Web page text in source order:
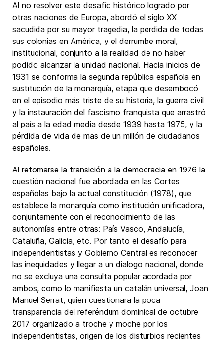
Al no resolver este desafío histórico logrado por
otras naciones de Europa, abordó el siglo XX
sacudida por su mayor tragedia, la pérdida de todas
sus colonias en América, y el derrumbe moral,
institucional, conjunto a la realidad de no haber
podido alcanzar la unidad nacional. Hacia inicios de
1931 se conforma la segunda república española en
sustitución de la monarquía, etapa que desembocó
en el episodio más triste de su historia, la guerra civil
y la instauración del fascismo franquista que arrastró
al país a la edad media desde 1939 hasta 1975, y la
pérdida de vida de mas de un millón de ciudadanos
españoles.
Al retomarse la transición a la democracia en 1976 la
cuestión nacional fue abordada en las Cortes
españolas bajo la actual constitución (1978), que
establece la monarquía como institución unificadora,
conjuntamente con el reconocimiento de las
autonomías entre otras: País Vasco, Andalucía,
Cataluña, Galicia, etc. Por tanto el desafío para
independentistas y Gobierno Central es reconocer
las inequidades y llegar a un dialogo nacional, donde
no se excluya una consulta popular acordada por
ambos, como lo manifiesta un catalán universal, Joan
Manuel Serrat, quien cuestionara la poca
transparencia del referéndum dominical de octubre
2017 organizado a troche y moche por los
independentistas, origen de los disturbios recientes